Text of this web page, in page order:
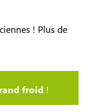
! Plus de
froid !